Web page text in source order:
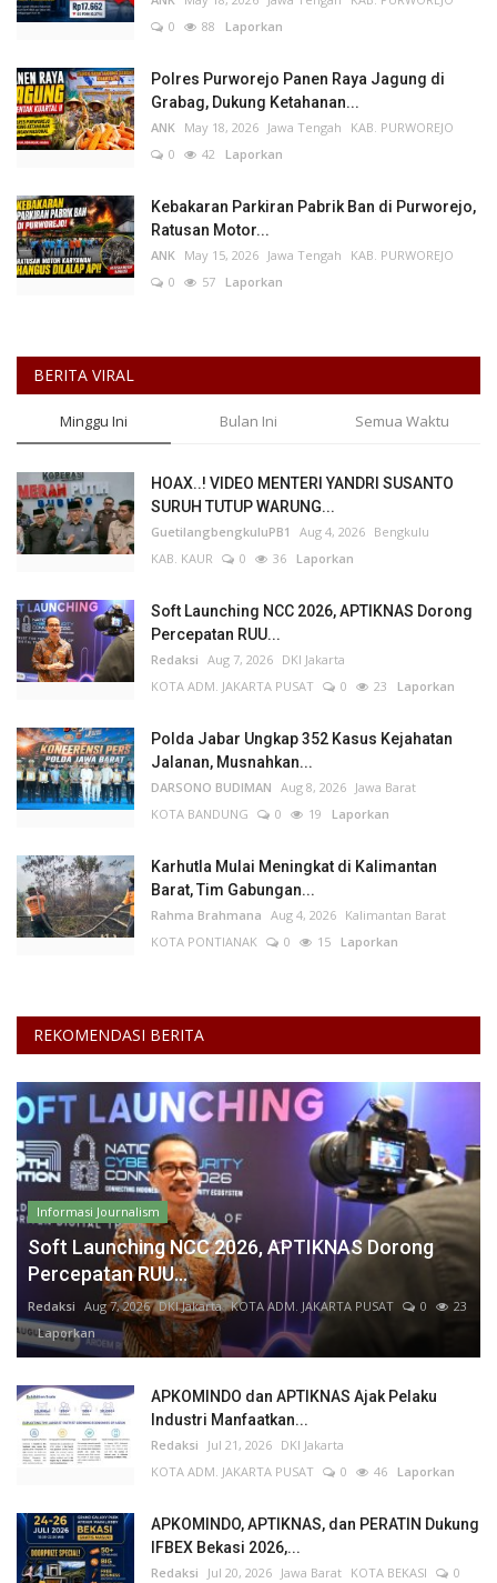
0
88 Laporkan
Polres Purworejo Panen Raya Jagung di
Grabag, Dukung Ketahanan...
ANK May 18, 2026 Jawa Tengah
KAB. PURWOREJO
0
42 Laporkan
Kebakaran Parkiran Pabrik Ban di Purworejo,
Ratusan Motor...
ANK May 15, 2026 Jawa Tengah
KAB. PURWOREJO
0
57 Laporkan
BERITA VIRAL
Minggu Ini Bulan Ini Semua Waktu
HOAX..! VIDEO MENTERI YANDRI SUSANTO
SURUH TUTUP WARUNG...
GuetilangbengkuluPB1 Aug 4, 2026 Bengkulu
KAB. KAUR
0 36 Laporkan
Soft Launching NCC 2026, APTIKNAS Dorong
Percepatan RUU...
Redaksi Aug 7, 2026 DKI Jakarta
KOTA ADM. JAKARTA PUSAT
0 23 Laporkan
Polda Jabar Ungkap 352 Kasus Kejahatan
Jalanan, Musnahkan...
DARSONO BUDIMAN Aug 8, 2026 Jawa Barat
KOTA BANDUNG
0 19 Laporkan
Karhutla Mulai Meningkat di Kalimantan
Barat, Tim Gabungan...
Rahma Brahmana Aug 4, 2026 Kalimantan Barat
KOTA PONTIANAK
0 15 Laporkan
REKOMENDASI BERITA
Informasi Journalism
Soft Launching NCC 2026, APTIKNAS Dorong
Percepatan RUU...
Redaksi Aug 7, 2026 DKI Jakarta KOTA ADM. JAKARTA PUSAT 0
23
Laporkan
APKOMINDO dan APTIKNAS Ajak Pelaku
Industri Manfaatkan...
Redaksi Jul 21, 2026 DKI Jakarta
KOTA ADM. JAKARTA PUSAT
0 46 Laporkan
APKOMINDO, APTIKNAS, dan PERATIN Dukung
IFBEX Bekasi 2026,...
Redaksi Jul 20, 2026 Jawa Barat KOTA BEKASI
0